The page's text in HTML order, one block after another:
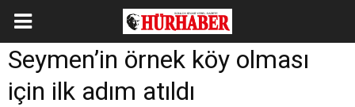
Seymen’in örnek köy olması
için ilk adım atıldı